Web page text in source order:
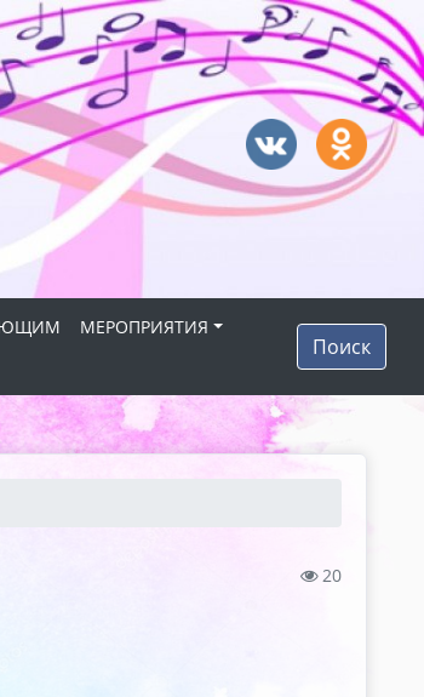
МЕРОПРИЯТИЯ
Поиск
20